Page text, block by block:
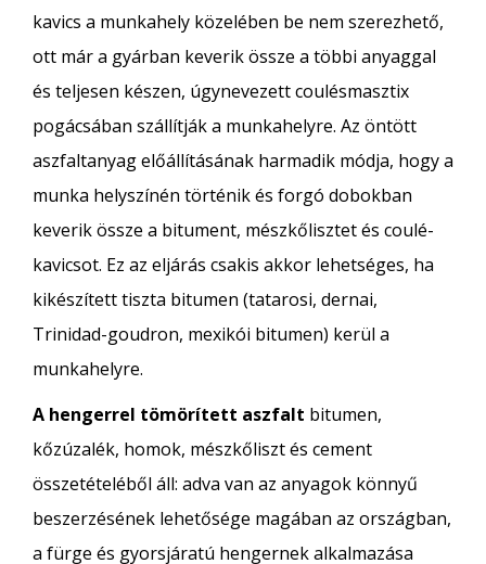
kavics a munkahely közelében be nem szerezhető,
ott már a gyárban keverik össze a többi anyaggal
és teljesen készen, úgynevezett coulésmasztix
pogácsában szállítják a munkahelyre. Az öntött
aszfaltanyag előállításának harmadik módja, hogy a
munka helyszínén történik és forgó dobokban
keverik össze a bitument, mészkőlisztet és coulé-
kavicsot. Ez az eljárás csakis akkor lehetséges, ha
kikészített tiszta bitumen (tatarosi, dernai,
Trinidad-goudron, mexikói bitumen) kerül a
munkahelyre.
A hengerrel tömörített aszfalt bitumen,
kőzúzalék, homok, mészkőliszt és cement
összetételéből áll: adva van az anyagok könnyű
beszerzésének lehetősége magában az országban,
a fürge és gyorsjáratú hengernek alkalmazása